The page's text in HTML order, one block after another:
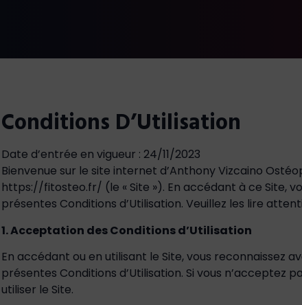
Conditions D’Utilisation
Date d’entrée en vigueur : 24/11/2023
Bienvenue sur le site internet d’Anthony Vizcaino
https://fitosteo.fr/ (le « Site »). En accédant à ce Site,
présentes Conditions d’Utilisation. Veuillez les lire
1. Acceptation des Conditions d’Utilisation
En accédant ou en utilisant le Site, vous reconnaissez
présentes Conditions d’Utilisation. Si vous n’acceptez
utiliser le Site.